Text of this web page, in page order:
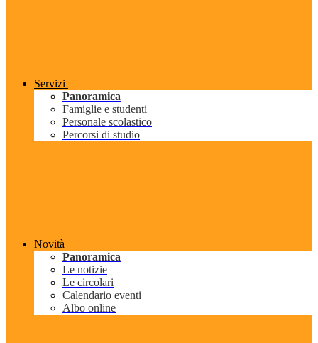
Servizi
Panoramica
Famiglie e studenti
Personale scolastico
Percorsi di studio
Novità
Panoramica
Le notizie
Le circolari
Calendario eventi
Albo online